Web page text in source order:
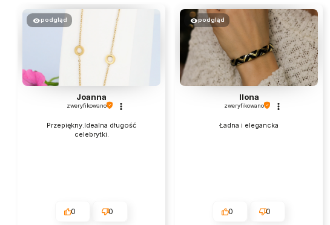
podgląd
Joanna
zweryfikowano
Przepiękny.Idealna długość
celebrytki.
0 0
podgląd
Ilona
zweryfikowano
Ładna i elegancka
0 0